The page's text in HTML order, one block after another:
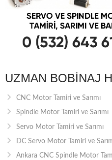
UZMAN BOBINAJ
CNC Motor Tamiri ve Sarımı
Spindle Motor Tamiri ve Sarımı
Servo Motor Tamiri ve Sarımı
DC Servo Motor Tamiri ve
Ankara CNC Spindle Motor